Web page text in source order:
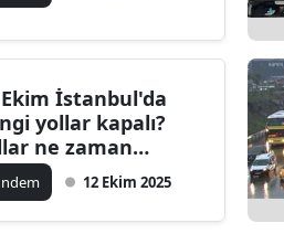
Edirne
Elazığ
Erzincan
Erzurum
Ekim İstanbul'da
yollar kapalı?
ne zaman
12 Ekim 2025